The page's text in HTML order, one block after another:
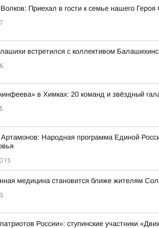
Приехал в гости к семье нашего
встретился с коллективом
в Химках: 20 команд и звёздный
Артамонов: Народная программа Единой
медицина становится ближе жителям
России»: ступинские участники